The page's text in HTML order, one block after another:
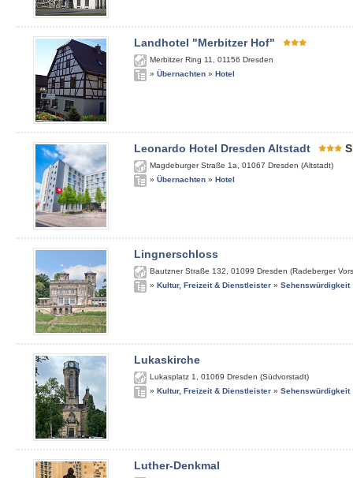
Landhotel "Merbitzer Hof"
Merbitzer Ring 11 01156 Dresden
» Übernachten » Hotel
Leonardo Hotel Dresden Altstadt S
Magdeburger Straße 1a 01067 Dresden (Altstadt)
» Übernachten » Hotel
Lingnerschloss
Bautzner Straße 132 01099 Dresden (Radeberger
» Kultur, Freizeit & Dienstleister » Sehenswürdigkeit
Lukaskirche
Lukasplatz 1 01069 Dresden (Südvorstadt)
» Kultur, Freizeit & Dienstleister » Sehenswürdigkeit
Luther-Denkmal